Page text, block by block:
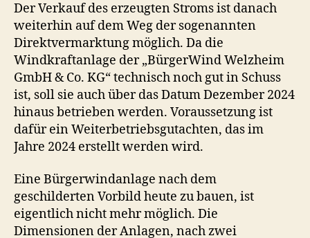
Der Verkauf des erzeugten Stroms ist danach
weiterhin auf dem Weg der sogenannten
Direktvermarktung möglich. Da die
Windkraftanlage der „BürgerWind Welzheim
GmbH & Co. KG“ technisch noch gut in Schuss
ist, soll sie auch über das Datum Dezember 2024
hinaus betrieben werden. Voraussetzung ist
dafür ein Weiterbetriebsgutachten, das im
Jahre 2024 erstellt werden wird.
Eine Bürgerwindanlage nach dem
geschilderten Vorbild heute zu bauen, ist
eigentlich nicht mehr möglich. Die
Dimensionen der Anlagen, nach zwei